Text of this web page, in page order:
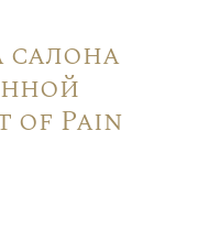
салона
of Pain